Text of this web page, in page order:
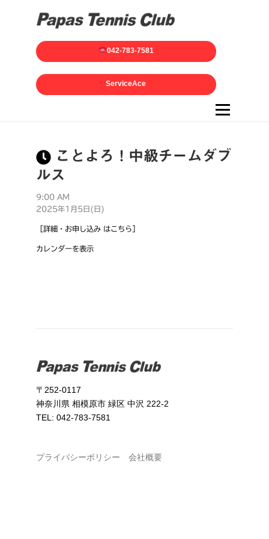
042-783-7581
ServiceAce
メニュー
ことよろ！中級チームダブ
ルス
9:00 AM
2025年1月5日(日)
［詳細・お申し込み はこちら］
カレンダーを表示
〒252-0117
神奈川県 相模原市 緑区 中沢 222-2
TEL: 042-783-7581
プライバシーポリシー 会社概要